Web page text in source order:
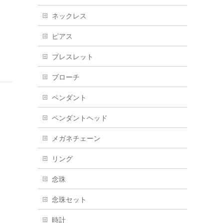
ネックレス
ピアス
ブレスレット
ブローチ
ペンダント
ペンダントヘッド
メガネチェーン
リング
念珠
念珠セット
時計